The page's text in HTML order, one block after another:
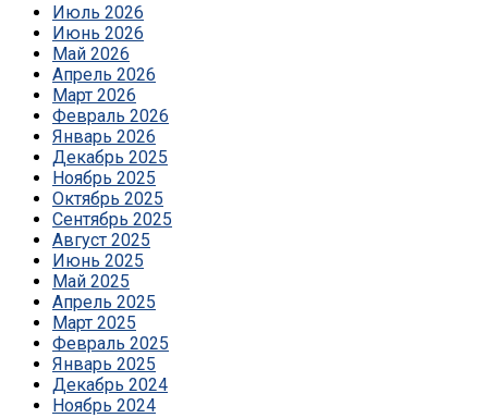
Июль 2026
Июнь 2026
Май 2026
Апрель 2026
Март 2026
Февраль 2026
Январь 2026
Декабрь 2025
Ноябрь 2025
Октябрь 2025
Сентябрь 2025
Август 2025
Июнь 2025
Май 2025
Апрель 2025
Март 2025
Февраль 2025
Январь 2025
Декабрь 2024
Ноябрь 2024